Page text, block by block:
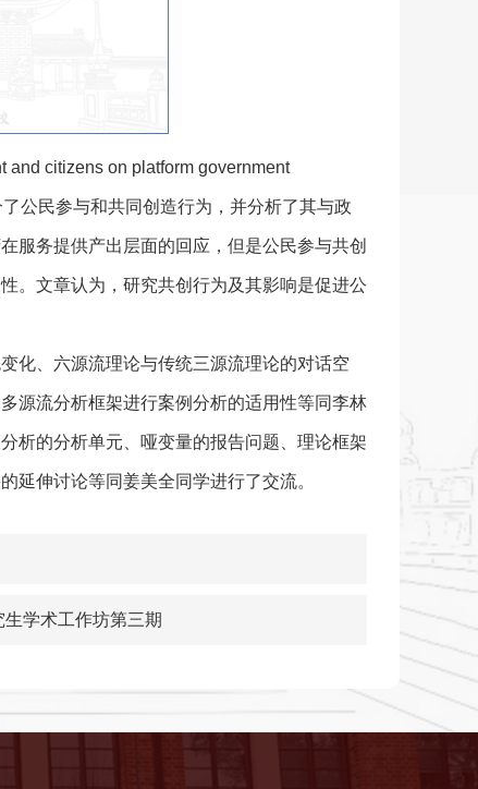
and citizens on platform government
公民参与和共同创造行为，并分析了其与政
服务提供产出层面的回应，但是公民参与共创
。文章认为，研究共创行为及其影响是促进公
化、六源流理论与传统三源流理论的对话空
源流分析框架进行案例分析的适用性等同李林
析的分析单元、哑变量的报告问题、理论框架
延伸讨论等同姜美全同学进行了交流。
学术工作坊第三期